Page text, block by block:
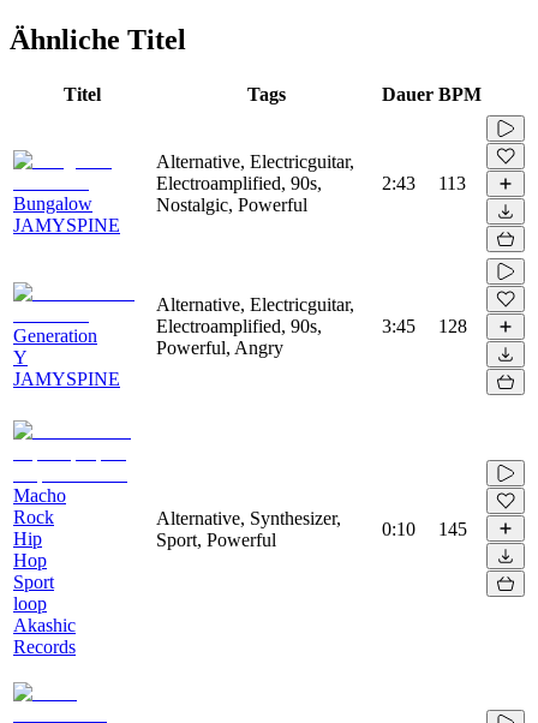
Ähnliche Titel
Titel Tags Dauer BPM
Bungalow
JAMYSPINE
Alternative, Electricguitar,
Electroamplified, 90s,
Nostalgic, Powerful
2:43 113
Generation
Y
JAMYSPINE
Alternative, Electricguitar,
Electroamplified, 90s,
Powerful, Angry
3:45 128
Macho
Rock
Hip
Hop
Sport
loop
Akashic
Records
Alternative, Synthesizer,
Sport, Powerful
0:10 145